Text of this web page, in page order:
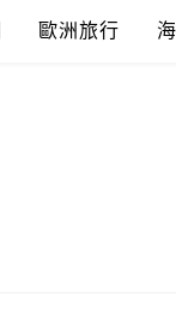
歐洲旅行